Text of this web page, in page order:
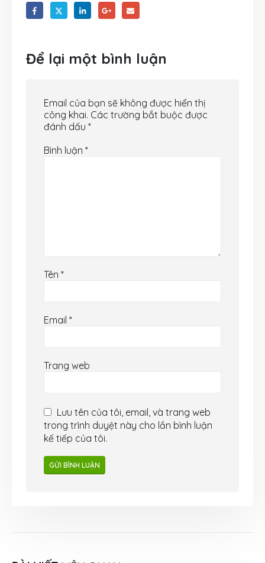
Để lại một bình luận
Email của bạn sẽ không được hiển thị
công khai. Các trường bắt buộc được
đánh dấu *
Bình luận *
Tên *
Email *
Trang web
Lưu tên của tôi, email, và trang web
trong trình duyệt này cho lần bình luận
kế tiếp của tôi.